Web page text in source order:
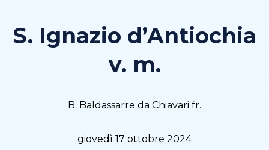
S. Ignazio d’Antiochia
v. m.
B. Baldassarre da Chiavari fr.
giovedì 17 ottobre 2024